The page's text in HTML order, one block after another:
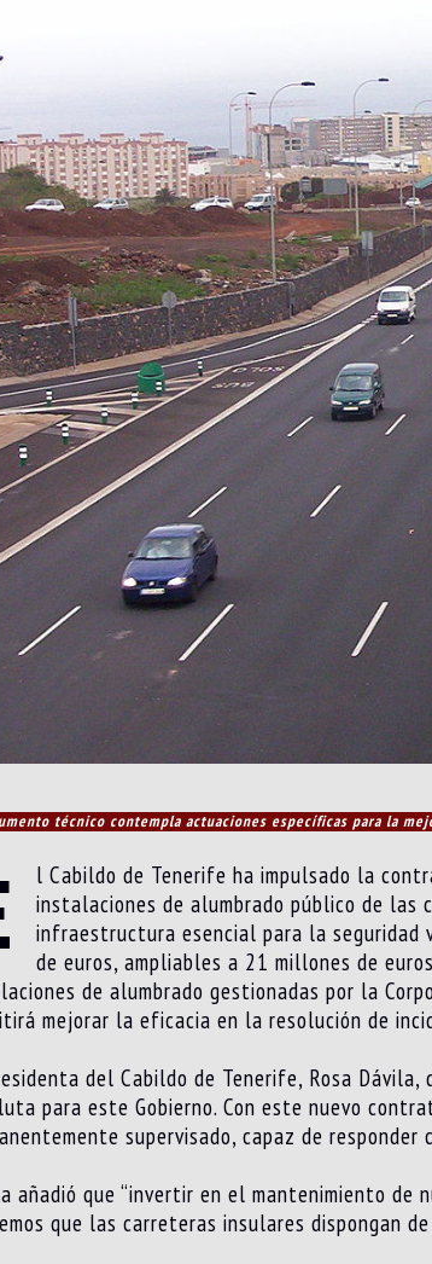
técnico contempla actuaciones específicas para la
l Cabildo de Tenerife ha impulsado la
instalaciones de alumbrado público de
infraestructura esencial para la seguridad
de euros, ampliables a 21 millones de
de alumbrado gestionadas por la
mejorar la eficacia en la resolución de
del Cabildo de Tenerife, Rosa
para este Gobierno. Con este nuevo
supervisado, capaz de
añadió que “invertir en el mantenimiento
que las carreteras insulares dispongan